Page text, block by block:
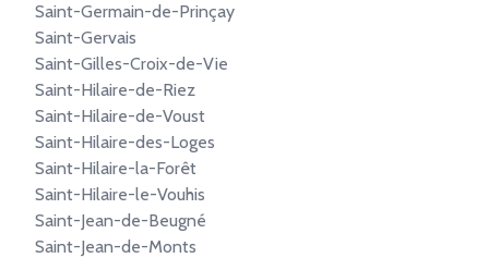
Saint-Germain-de-Prinçay
Saint-Gervais
Saint-Gilles-Croix-de-Vie
Saint-Hilaire-de-Riez
Saint-Hilaire-de-Voust
Saint-Hilaire-des-Loges
Saint-Hilaire-la-Forêt
Saint-Hilaire-le-Vouhis
Saint-Jean-de-Beugné
Saint-Jean-de-Monts